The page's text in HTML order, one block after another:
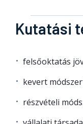
Kutatási
felsőoktatás
kevert
részvételi